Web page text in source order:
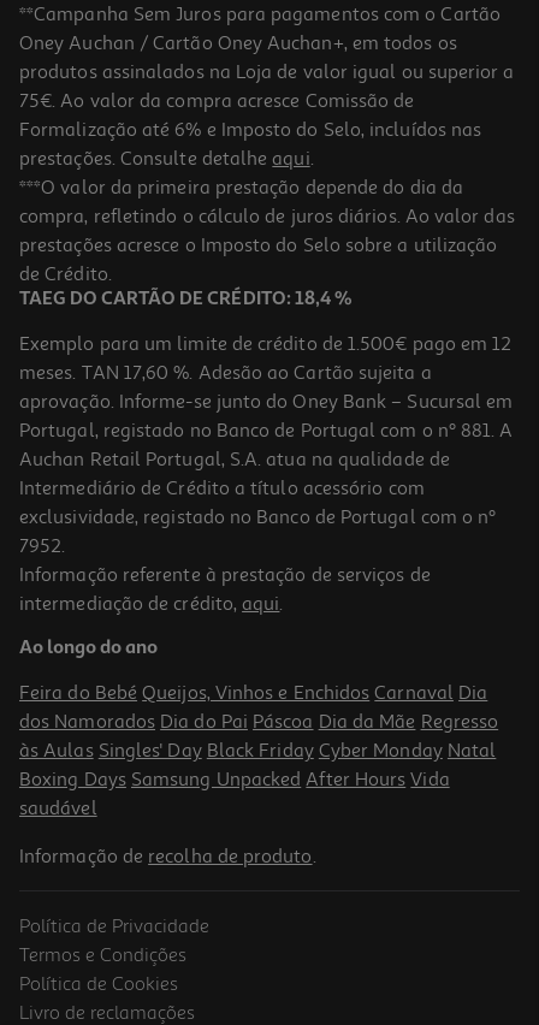
**Campanha Sem Juros para pagamentos com o Cartão
Oney Auchan / Cartão Oney Auchan+, em todos os
produtos assinalados na Loja de valor igual ou superior a
75€. Ao valor da compra acresce Comissão de
Formalização até 6% e Imposto do Selo, incluídos nas
prestações. Consulte detalhe aqui.
***O valor da primeira prestação depende do dia da
compra, refletindo o cálculo de juros diários. Ao valor das
prestações acresce o Imposto do Selo sobre a utilização
de Crédito.
TAEG DO CARTÃO DE CRÉDITO: 18,4 %
Exemplo para um limite de crédito de 1.500€ pago em 12
meses. TAN 17,60 %. Adesão ao Cartão sujeita a
aprovação. Informe-se junto do Oney Bank – Sucursal em
Portugal, registado no Banco de Portugal com o nº 881. A
Auchan Retail Portugal, S.A. atua na qualidade de
Intermediário de Crédito a título acessório com
exclusividade, registado no Banco de Portugal com o nº
7952.
Informação referente à prestação de serviços de
intermediação de crédito, aqui.
Ao longo do ano
Feira do Bebé Queijos, Vinhos e Enchidos Carnaval Dia
dos Namorados Dia do Pai Páscoa Dia da Mãe Regresso
às Aulas Singles' Day Black Friday Cyber Monday Natal
Boxing Days Samsung Unpacked After Hours Vida
saudável
Informação de recolha de produto.
Política de Privacidade
Termos e Condições
Política de Cookies
Livro de reclamações